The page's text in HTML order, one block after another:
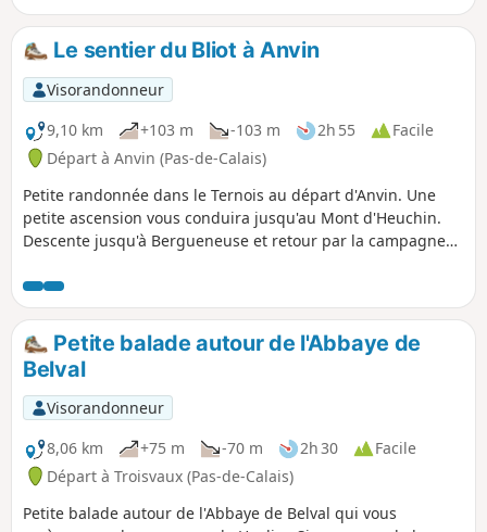
Le sentier du Bliot à Anvin
Visorandonneur
9,10 km
+103 m -103 m 2h 55
Facile
Départ à Anvin (Pas-de-Calais)
Petite randonnée dans le Ternois au départ d'Anvin. Une
petite ascension vous conduira jusqu'au Mont d'Heuchin.
Descente jusqu'à Bergueneuse et retour par la campagne
balade et quelques belles photos en perspective.
Petite balade autour de l'Abbaye de
Belval
Visorandonneur
8,06 km
+75 m -70 m 2h 30
Facile
Départ à Troisvaux (Pas-de-Calais)
Petite balade autour de l'Abbaye de Belval qui vous